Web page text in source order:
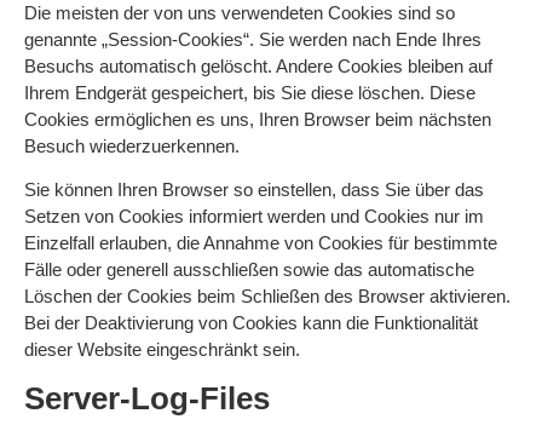
Die meisten der von uns verwendeten Cookies sind so
genannte „Session-Cookies“. Sie werden nach Ende Ihres
Besuchs automatisch gelöscht. Andere Cookies bleiben auf
Ihrem Endgerät gespeichert, bis Sie diese löschen. Diese
Cookies ermöglichen es uns, Ihren Browser beim nächsten
Besuch wiederzuerkennen.
Sie können Ihren Browser so einstellen, dass Sie über das
Setzen von Cookies informiert werden und Cookies nur im
Einzelfall erlauben, die Annahme von Cookies für bestimmte
Fälle oder generell ausschließen sowie das automatische
Löschen der Cookies beim Schließen des Browser aktivieren.
Bei der Deaktivierung von Cookies kann die Funktionalität
dieser Website eingeschränkt sein.
Server-Log-Files